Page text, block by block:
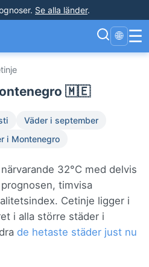
. Se alla länder.
🌐 ☰
🇲🇪
Väder i september
i Montenegro
32°C med delvis
timvisa
Cetinje ligger i
i alla större städer i
de hetaste städer just nu